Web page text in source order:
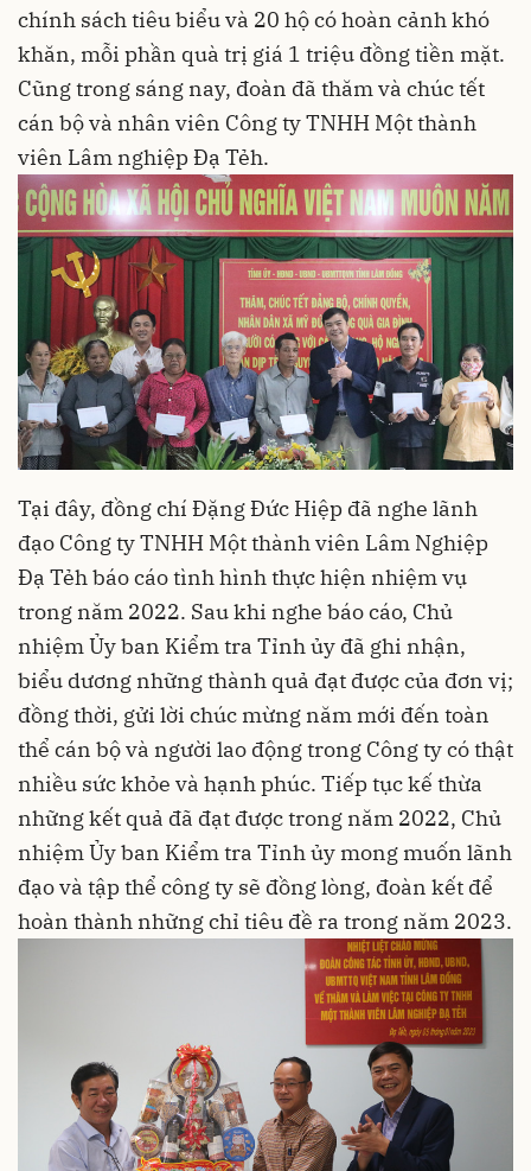
chính sách tiêu biểu và 20 hộ có hoàn cảnh khó
khăn, mỗi phần quà trị giá 1 triệu đồng tiền mặt.
Cũng trong sáng nay, đoàn đã thăm và chúc tết
cán bộ và nhân viên Công ty TNHH Một thành
viên Lâm nghiệp Đạ Tẻh.
Tại đây, đồng chí Đặng Đức Hiệp đã nghe lãnh
đạo Công ty TNHH Một thành viên Lâm Nghiệp
Đạ Tẻh báo cáo tình hình thực hiện nhiệm vụ
trong năm 2022. Sau khi nghe báo cáo, Chủ
nhiệm Ủy ban Kiểm tra Tỉnh ủy đã ghi nhận,
biểu dương những thành quả đạt được của đơn vị;
đồng thời, gửi lời chúc mừng năm mới đến toàn
thể cán bộ và người lao động trong Công ty có thật
nhiều sức khỏe và hạnh phúc. Tiếp tục kế thừa
những kết quả đã đạt được trong năm 2022, Chủ
nhiệm Ủy ban Kiểm tra Tỉnh ủy mong muốn lãnh
đạo và tập thể công ty sẽ đồng lòng, đoàn kết để
hoàn thành những chỉ tiêu đề ra trong năm 2023.